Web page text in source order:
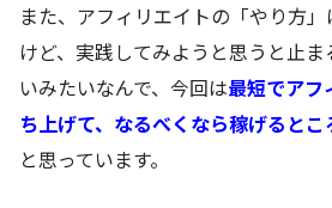
また、アフィリエイトの「やり方
けど、実践してみようと思うと止
いみたいなんで、今回は最短でアフ
ち上げて、なるべくなら稼げるとこ
と思っています。